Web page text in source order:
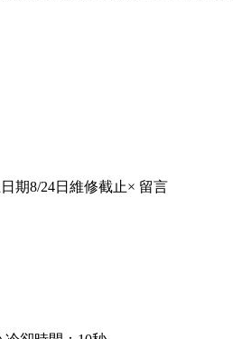
期8/24日維修截止× 留言